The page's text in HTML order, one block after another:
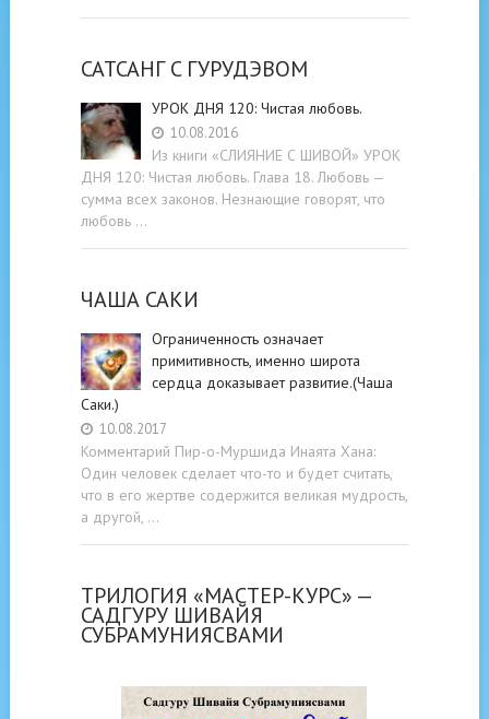
САТСАНГ C ГУРУДЭВОМ
УРОК ДНЯ 120: Чистая любовь.
10.08.2016
Из книги «СЛИЯНИЕ С ШИВОЙ» УРОК
ДНЯ 120: Чистая любовь. Глава 18. Любовь —
сумма всех законов. Незнающие говорят, что
любовь …
ЧАША САКИ
Ограниченность означает
примитивность, именно широта
сердца доказывает развитие.(Чаша
Саки.)
10.08.2017
Комментарий Пир-о-Муршида Инаята Хана:
Один человек сделает что-то и будет считать,
что в его жертве содержится великая мудрость,
а другой, …
ТРИЛОГИЯ «МАСТЕР-КУРС» —
САДГУРУ ШИВАЙЯ
СУБРАМУНИЯСВАМИ